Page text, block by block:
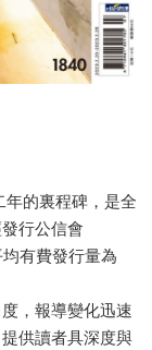
年的裏程碑，是全
行公信會
有費發行量為
，報導變化迅速
供讀者具深度與